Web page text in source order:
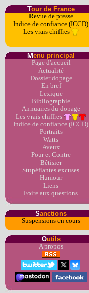
Tour de France
Revue de presse
Indice de confiance (ICCD)
Les vrais chiffres
Menu principal
Page d'accueil
Actualité
Dossier dopage
En bref
Lexique
Bibliographie
Annuaires du dopage
Les vrais chiffres
Indice de confiance (ICCD)
Portraits
Watts
Aveux
Pour et Contre
Bêtisier
Stupéfiantes excuses
Humour
Liens
Foire aux questions
Sanctions
Suspensions en cours
Outils
A propos